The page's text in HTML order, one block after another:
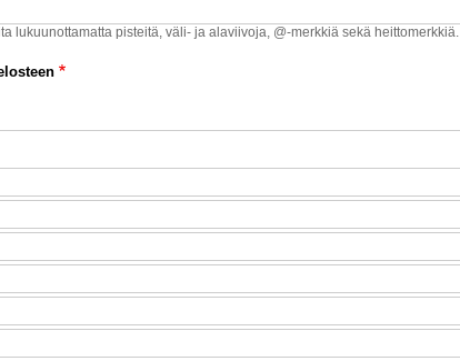
lukuunottamatta pisteitä, väli- ja alaviivoja, @-merkkiä sekä heittomerkkiä.